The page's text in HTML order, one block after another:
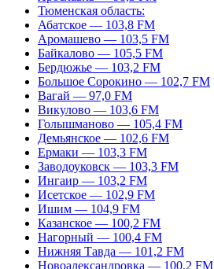
Тюменская область:
Абатское — 103,8 FM
Аромашево — 103,5 FM
Байкалово — 105,5 FM
Бердюжье — 103,2 FM
Большое Сорокино — 102,7 FM
Вагай — 97,0 FM
Викулово — 103,6 FM
Голышманово — 105,4 FM
Демьянское — 102,6 FM
Ермаки — 103,3 FM
Заводоуковск — 103,3 FM
Ингаир — 103,2 FM
Исетское — 102,9 FM
Ишим — 104,9 FM
Казанское — 100,2 FM
Нагорный — 100,4 FM
Нижняя Тавда — 101,2 FM
Новоалександровка — 100,2 FM